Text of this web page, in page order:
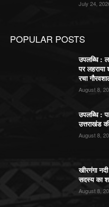
July 24,
POPULAR POSTS
उपलब्धि :
पर
रचा
August 8,
उपलब्धि :
उत्तराखंड
August 8,
खीरगंगा
सदस्य का
August 8,